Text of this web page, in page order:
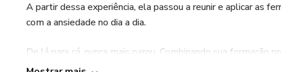
A partir dessa experiência, ela passou a reunir e aplicar as
com a ansiedade no dia a dia.
De lá para cá, nunca mais parou. Combinando sua formação
técnicas e já ajudou inúmeras pessoas a reencontrarem o